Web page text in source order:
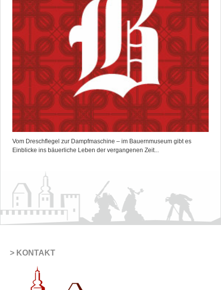
Vom Dreschflegel zur Dampfmaschine – im Bauernmuseum gibt es
Einblicke ins bäuerliche Leben der vergangenen Zeit...
KONTAKT